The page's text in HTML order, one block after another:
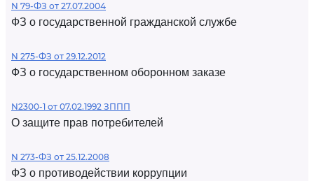
N 79-ФЗ от 27.07.2004
ФЗ о государственной гражданской службе
N 275-ФЗ от 29.12.2012
ФЗ о государственном оборонном заказе
N2300-1 от 07.02.1992 ЗППП
О защите прав потребителей
N 273-ФЗ от 25.12.2008
ФЗ о противодействии коррупции